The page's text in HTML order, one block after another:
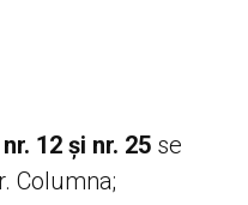
12 și nr. 25 se
Columna;